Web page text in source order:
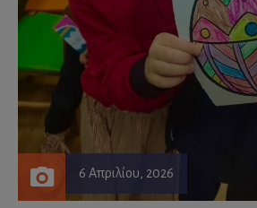
6 Απριλίου, 2026